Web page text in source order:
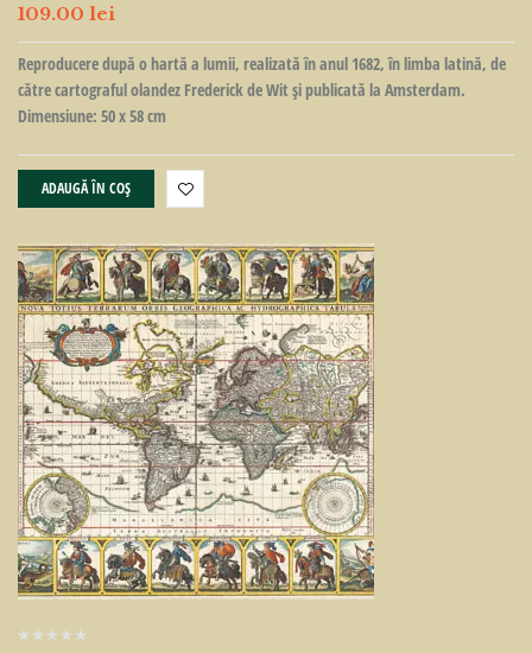
109.00 lei
Reproducere după o hartă a lumii, realizată în anul 1682, în limba latină, de
către cartograful olandez Frederick de Wit şi publicată la Amsterdam.
Dimensiune: 50 x 58 cm
ADAUGĂ ÎN COȘ